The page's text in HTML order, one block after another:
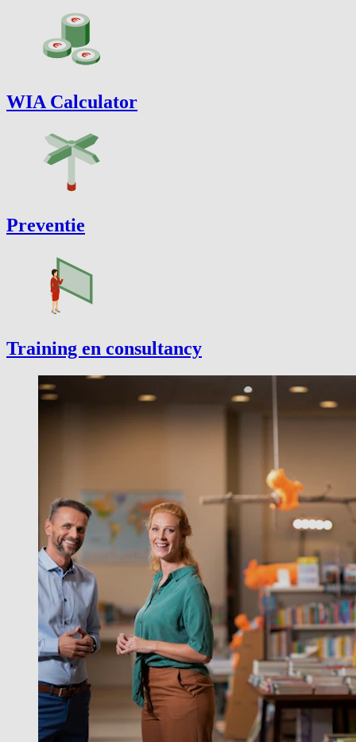
WIA Calculator
Preventie
Training en consultancy